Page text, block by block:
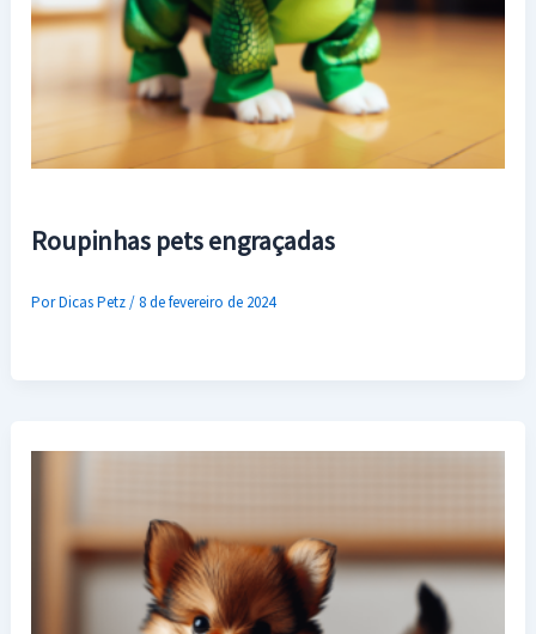
Roupinhas pets engraçadas
PorDicas Petz/8 de fevereiro de 2024